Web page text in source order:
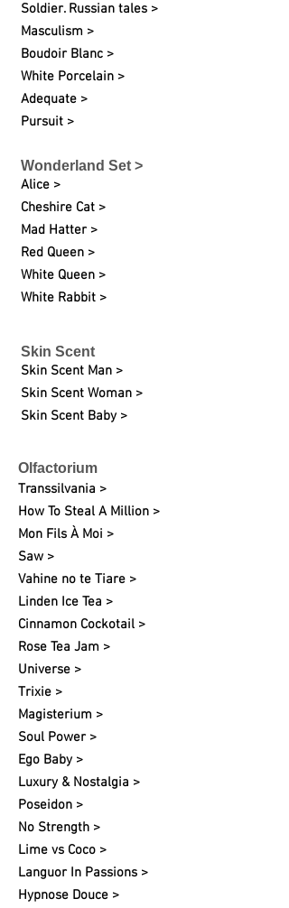
Soldier. Russian tales >
Masculism >
Boudoir Blanc >
White Porcelain >
Adequate >
Pursuit >
Wonderland Set >
Alice >
Cheshire Cat >
Mad Hatter >
Red Queen >
White Queen >
White Rabbit >
Skin Scent
Skin Scent Man >
Skin Scent Woman >
Skin Scent Baby >
Olfactorium
Transsilvania >
How To Steal A Million >
Mon Fils À Moi >
Saw >
Vahine no te Tiare >
Linden Ice Tea >
Cinnamon Cockotail >
Rose Tea Jam >
Universe >
Trixie >
Magisterium >
Soul Power >
Ego Baby >
Luxury & Nostalgia >
Poseidon >
No Strength >
Lime vs Coco >
Languor In Passions >
Hypnose Douce >